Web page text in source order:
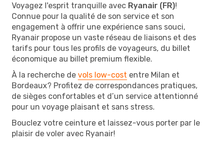
Voyagez l'esprit tranquille avec Ryanair (FR)!
Connue pour la qualité de son service et son
engagement à offrir une expérience sans souci,
Ryanair propose un vaste réseau de liaisons et des
tarifs pour tous les profils de voyageurs, du billet
économique au billet premium flexible.
À la recherche de vols low-cost entre Milan et
Bordeaux? Profitez de correspondances pratiques,
de sièges confortables et d’un service attentionné
pour un voyage plaisant et sans stress.
Bouclez votre ceinture et laissez-vous porter par le
plaisir de voler avec Ryanair!